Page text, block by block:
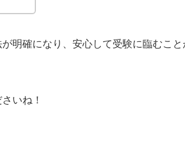
明確になり、安心して受験に臨むこと
いね！